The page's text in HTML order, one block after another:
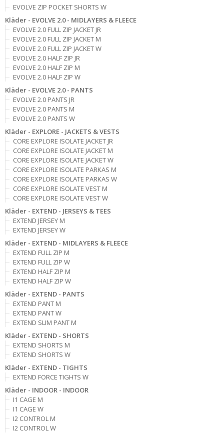
EVOLVE ZIP POCKET SHORTS W
Kläder - EVOLVE 2.0 - MIDLAYERS & FLEECE
EVOLVE 2.0 FULL ZIP JACKET JR
EVOLVE 2.0 FULL ZIP JACKET M
EVOLVE 2.0 FULL ZIP JACKET W
EVOLVE 2.0 HALF ZIP JR
EVOLVE 2.0 HALF ZIP M
EVOLVE 2.0 HALF ZIP W
Kläder - EVOLVE 2.0 - PANTS
EVOLVE 2.0 PANTS JR
EVOLVE 2.0 PANTS M
EVOLVE 2.0 PANTS W
Kläder - EXPLORE - JACKETS & VESTS
CORE EXPLORE ISOLATE JACKET JR
CORE EXPLORE ISOLATE JACKET M
CORE EXPLORE ISOLATE JACKET W
CORE EXPLORE ISOLATE PARKAS M
CORE EXPLORE ISOLATE PARKAS W
CORE EXPLORE ISOLATE VEST M
CORE EXPLORE ISOLATE VEST W
Kläder - EXTEND - JERSEYS & TEES
EXTEND JERSEY M
EXTEND JERSEY W
Kläder - EXTEND - MIDLAYERS & FLEECE
EXTEND FULL ZIP M
EXTEND FULL ZIP W
EXTEND HALF ZIP M
EXTEND HALF ZIP W
Kläder - EXTEND - PANTS
EXTEND PANT M
EXTEND PANT W
EXTEND SLIM PANT M
Kläder - EXTEND - SHORTS
EXTEND SHORTS M
EXTEND SHORTS W
Kläder - EXTEND - TIGHTS
EXTEND FORCE TIGHTS W
Kläder - INDOOR - INDOOR
I1 CAGE M
I1 CAGE W
I2 CONTROL M
I2 CONTROL W